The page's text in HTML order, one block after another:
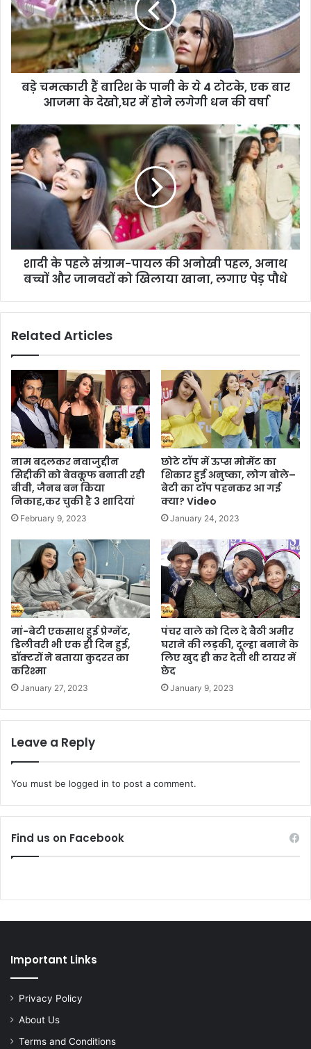
बड़े चमत्कारी हैं बारिश के पानी के ये 4 टोटके, एक बार
आजमा के देखो,घर में होने लगेगी धन की वर्षा
शादी के पहले संग्राम-पायल की अनोखी पहल, अनाथ
बच्चों और जानवरों को खिलाया खाना, लगाए पेड़ पौधे
Related Articles
नाम बदलकर नवाजुद्दीन
सिद्दीकी को बेवकूफ बनाती रही
बीवी, जैनब बन किया
निकाह,कर चुकी है 3 शादियां
February 9, 2023
छोटे टॉप में ऊप्स मोमेंट का
शिकार हुई अनुष्का, लोग बोले–
बेटी का टॉप पहनकर आ गई
क्या? Video
January 24, 2023
मां-बेटी एकसाथ हुई प्रेग्नेंट,
डिलीवरी भी एक ही दिन हुई,
डॉक्टरों ने बताया कुदरत का
करिश्मा
January 27, 2023
पंचर वाले को दिल दे बैठी अमीर
घराने की लड़की, दूल्हा बनाने के
लिए खुद ही कर देती थी टायर में
छेद
January 9, 2023
Leave a Reply
You must be logged in to post a comment.
Find us on Facebook
Important Links
Privacy Policy
About Us
Terms and Conditions